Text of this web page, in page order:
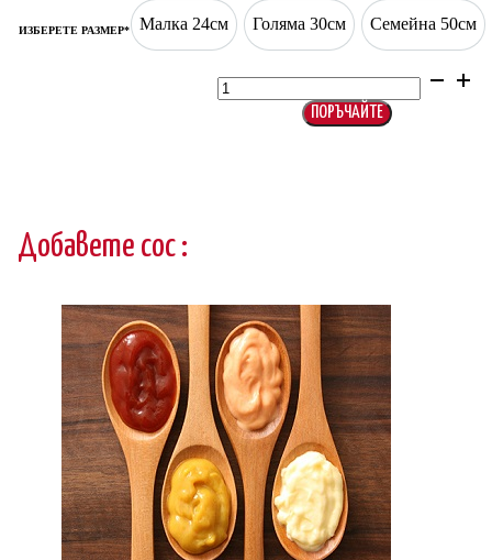
7,66 €
through
16,36 €
ИЗБЕРЕТЕ РАЗМЕР* Малка 24см
Малка 24см Голяма 30см
Голяма 30см Семейна 50см
Семейна 50см
за
Пица
ПОРЪЧАЙТЕ
Добавете сос :